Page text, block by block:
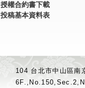
授權合約書下載
投稿基本資料表
104 台北市中山區